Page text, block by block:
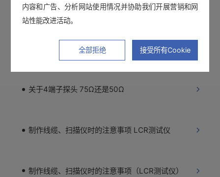
关于外加直流电流偏置的方法 LCR测试仪
电阻计无法测量的电阻有吗?
关于4端子探头 75Ω还是50Ω
制作线缆、扫描仪时的注意事项 LCR测试仪
制作线缆、扫描仪时的注意事项（LCR测试仪）
内容和广告、分析网站使用情况并协助我们开展营销和网
站性能改进活动。
全部拒绝 接受所有Cookie